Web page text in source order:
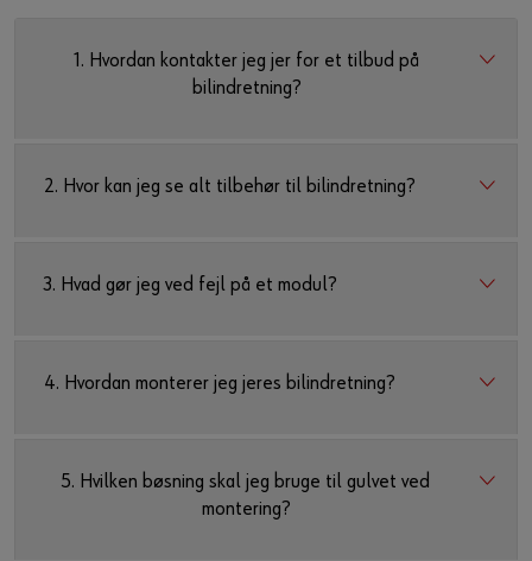
1. Hvordan kontakter jeg jer for et tilbud på
bilindretning?
2. Hvor kan jeg se alt tilbehør til bilindretning?
3. Hvad gør jeg ved fejl på et modul?
4. Hvordan monterer jeg jeres bilindretning?
5. Hvilken bøsning skal jeg bruge til gulvet ved
montering?